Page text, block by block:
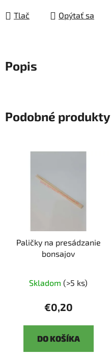
Tlač Opýtať sa
Popis
Podobné produkty
Paličky na presádzanie
bonsajov
Skladom (>5 ks)
€0,20
DO KOŠÍKA